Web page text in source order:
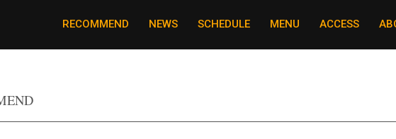
RECOMMEND NEWS SCHEDULE MENU ACCESS